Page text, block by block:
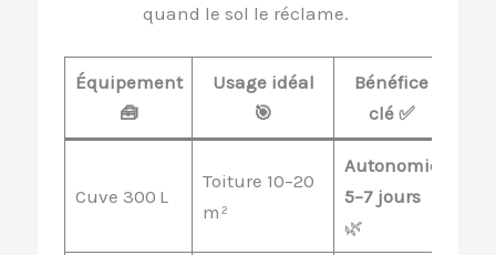
quand le sol le réclame.
Équipement
🧰
Usage idéal
🎯
Bénéfice
clé ✅
Cuve 300 L
Toiture 10–20
m²
Autonomie
5–7 jours
🌿